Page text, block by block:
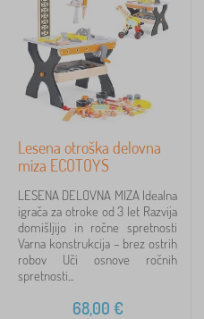
Lesena otroška delovna
miza ECOTOYS
LESENA DELOVNA MIZA Idealna
igrača za otroke od 3 let Razvija
domišljijo in ročne spretnosti
Varna konstrukcija – brez ostrih
robov Uči osnove ročnih
spretnosti...
68,00 €